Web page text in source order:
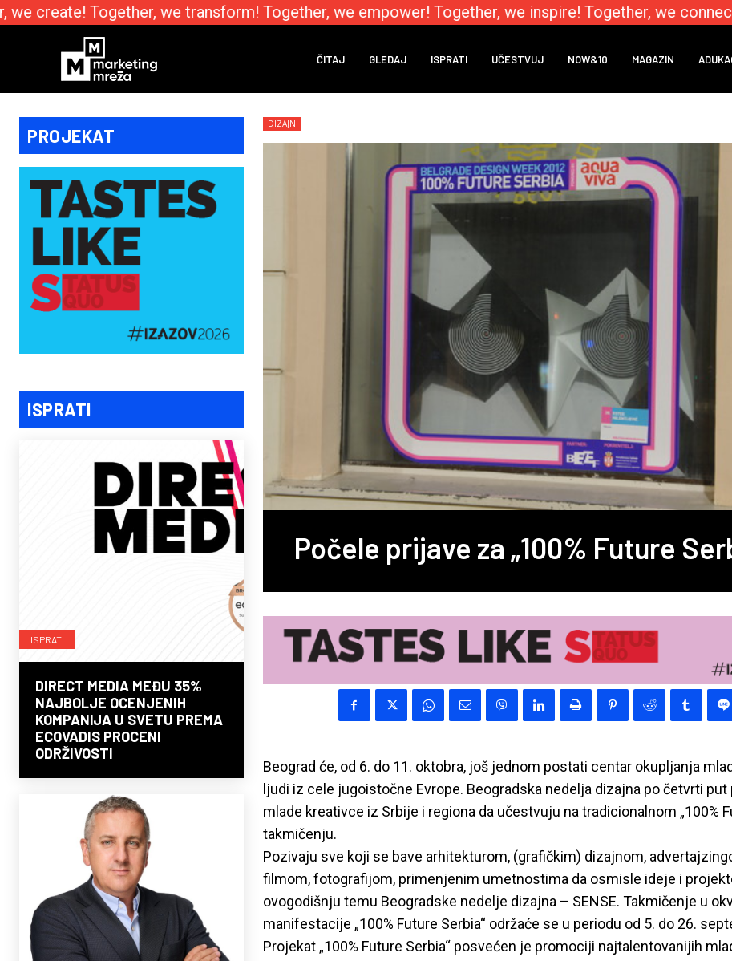
create! Together, we transform! Together, we empower! Together, we inspire! Together, we
ČITAJ GLEDAJ ISPRATI UČESTVUJ NOW&10 MAGAZIN
PROJEKAT
ISPRATI
ISPRATI
DIRECT MEDIA MEĐU 35%
NAJBOLJE OCENJENIH
KOMPANIJA U SVETU PREMA
ECOVADIS PROCENI
ODRŽIVOSTI
DIZAJN
Počele prijave za „100% Future
Beograd će, od 6. do 11. oktobra, još jednom postati centar okupljanja
ljudi iz cele jugoistočne Evrope. Beogradska nedelja dizajna po četvrti put
mlade kreativce iz Srbije i regiona da učestvuju na tradicionalnom „100%
takmičenju.
Pozivaju sve koji se bave arhitekturom, (grafičkim) dizajnom,
filmom, fotografijom, primenjenim umetnostima da osmisle ideje i
ovogodišnju temu Beogradske nedelje dizajna – SENSE. Takmičenje u
manifestacije „100% Future Serbia“ održaće se u periodu od 5. do 26.
Projekat „100% Future Serbia“ posvećen je promociji najtalentovanijih